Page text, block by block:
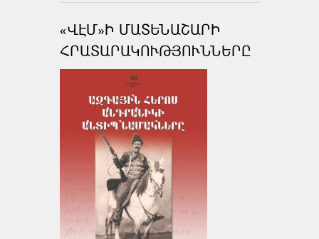
«ՎԷՄ»Ի ՄԱՏԵՆԱՇԱՐԻ
ՀՐԱՏԱՐԱԿՈՒԹՅՈՒՆՆԵՐԸ